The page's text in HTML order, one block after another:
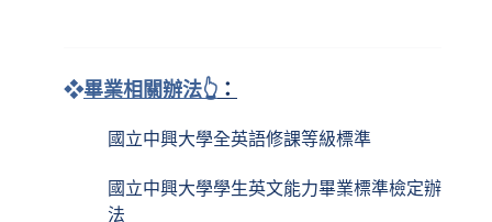
❖畢業相關辦法👆 ：
國立中興大學全英語修課等級標準
國立中興大學學生英文能力畢業標準檢定辦
法